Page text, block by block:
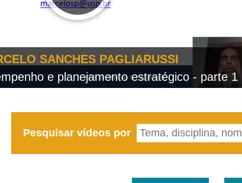
SANCHES PAGLIARUSSI
e planejamento estratégico - parte 1
Pesquisar vídeos por